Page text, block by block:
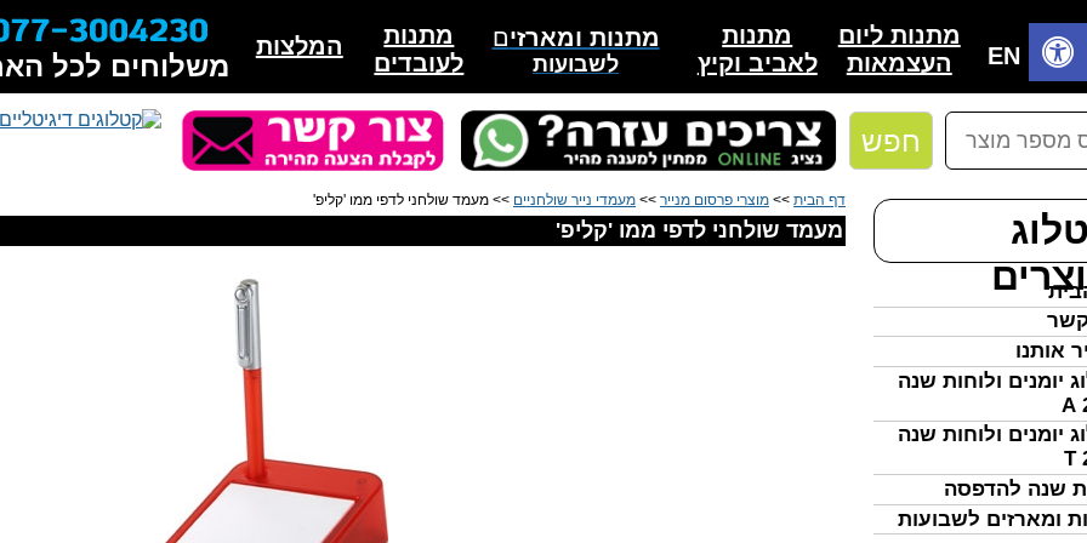
חפש
אותנו
יומנים ולוחות שנה
יומנים ולוחות שנה
שנה להדפסה
ומארזים לשבועות
EN
מתנות
לאביב וקיץ
המלצות
מתנות
לעובדים
מתנות ומארזים
לשבועות
מתנות ליום
העצמאות
משלוחים לכל
דף הבית >> מוצרי פרסום מנייר >> מעמדי נייר שולחניים >> מעמד שולחני לדפי ממו 'קליפ'
מעמד שולחני לדפי ממו 'קליפ'